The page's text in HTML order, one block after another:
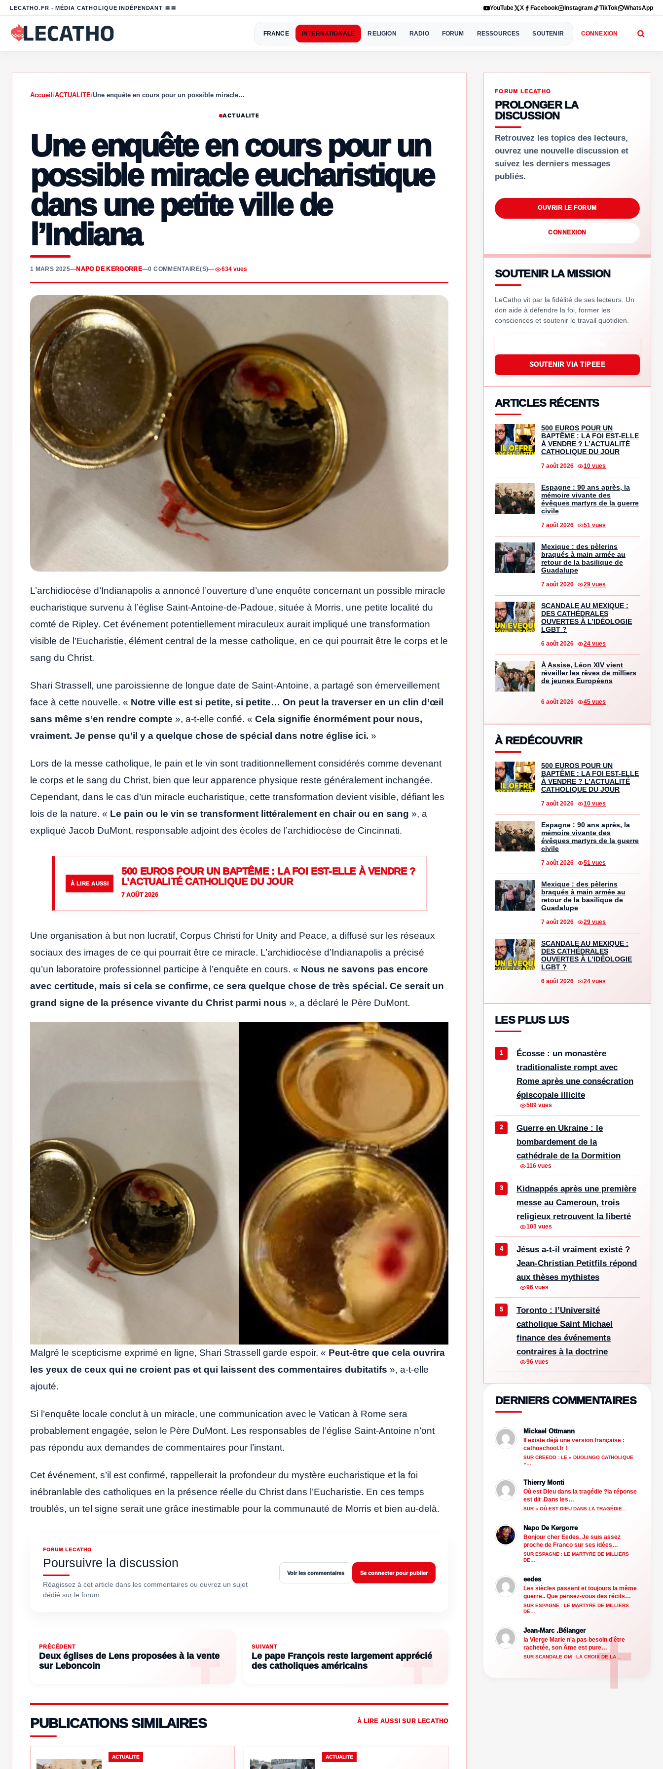
LECATHO.FR - MÉDIA CATHOLIQUE INDÉPENDANT 〓〓 YouTube X Facebook Instagram TikTok WhatsApp
FRANCE INTERNATIONALE RELIGION RADIO FORUM RESSOURCES SOUTENIR CONNEXION
Accueil /ACTUALITE/Une enquête en cours pour un possible miracle…
ACTUALITE
Une enquête en cours pour un
possible miracle eucharistique
dans une petite ville de
l’Indiana
1 MARS 2025—NAPO DE KERGORRE—0 COMMENTAIRE(S)— 634 vues
L’archidiocèse d’Indianapolis a annoncé l’ouverture d’une enquête concernant un possible miracle
eucharistique survenu à l’église Saint-Antoine-de-Padoue, située à Morris, une petite localité du
comté de Ripley. Cet événement potentiellement miraculeux aurait impliqué une transformation
visible de l’Eucharistie, élément central de la messe catholique, en ce qui pourrait être le corps et le
sang du Christ.
Shari Strassell, une paroissienne de longue date de Saint-Antoine, a partagé son émerveillement
face à cette nouvelle. « Notre ville est si petite, si petite… On peut la traverser en un clin d’œil
sans même s’en rendre compte », a-t-elle confié. « Cela signifie énormément pour nous,
vraiment. Je pense qu’il y a quelque chose de spécial dans notre église ici. »
Lors de la messe catholique, le pain et le vin sont traditionnellement considérés comme devenant
le corps et le sang du Christ, bien que leur apparence physique reste généralement inchangée.
Cependant, dans le cas d’un miracle eucharistique, cette transformation devient visible, défiant les
lois de la nature. « Le pain ou le vin se transforment littéralement en chair ou en sang », a
expliqué Jacob DuMont, responsable adjoint des écoles de l’archidiocèse de Cincinnati.
À LIRE AUSSI
500 EUROS POUR UN BAPTÊME : LA FOI EST-ELLE À VENDRE ?
L’ACTUALITÉ CATHOLIQUE DU JOUR
7 AOÛT 2026
Une organisation à but non lucratif, Corpus Christi for Unity and Peace, a diffusé sur les réseaux
sociaux des images de ce qui pourrait être ce miracle. L’archidiocèse d’Indianapolis a précisé
qu’un laboratoire professionnel participe à l’enquête en cours. « Nous ne savons pas encore
avec certitude, mais si cela se confirme, ce sera quelque chose de très spécial. Ce serait un
grand signe de la présence vivante du Christ parmi nous », a déclaré le Père DuMont.
Malgré le scepticisme exprimé en ligne, Shari Strassell garde espoir. « Peut-être que cela ouvrira
les yeux de ceux qui ne croient pas et qui laissent des commentaires dubitatifs », a-t-elle
ajouté.
Si l’enquête locale conclut à un miracle, une communication avec le Vatican à Rome sera
probablement engagée, selon le Père DuMont. Les responsables de l’église Saint-Antoine n’ont
pas répondu aux demandes de commentaires pour l’instant.
Cet événement, s’il est confirmé, rappellerait la profondeur du mystère eucharistique et la foi
inébranlable des catholiques en la présence réelle du Christ dans l’Eucharistie. En ces temps
troublés, un tel signe serait une grâce inestimable pour la communauté de Morris et bien au-delà.
FORUM LECATHO
Poursuivre la discussion
Réagissez à cet article dans les commentaires ou ouvrez un sujet
dédié sur le forum.
Voir les commentaires Se connecter pour publier
PRÉCÉDENT
Deux églises de Lens proposées à la vente
sur Leboncoin
SUIVANT
Le pape François reste largement apprécié
des catholiques américains
PUBLICATIONS SIMILAIRES À LIRE AUSSI SUR LECATHO
ACTUALITE ACTUALITE
FORUM LECATHO
PROLONGER LA
DISCUSSION
Retrouvez les topics des lecteurs,
ouvrez une nouvelle discussion et
suivez les derniers messages
publiés.
OUVRIR LE FORUM
CONNEXION
SOUTENIR LA MISSION
LeCatho vit par la fidélité de ses lecteurs. Un
don aide à défendre la foi, former les
consciences et soutenir le travail quotidien.
SOUTENIR VIA TIPEEE
ARTICLES RÉCENTS
500 EUROS POUR UN
BAPTÊME : LA FOI EST-ELLE
À VENDRE ? L’ACTUALITÉ
CATHOLIQUE DU JOUR
7 août 2026 10 vues
Espagne : 90 ans après, la
mémoire vivante des
évêques martyrs de la guerre
civile
7 août 2026 51 vues
Mexique : des pèlerins
braqués à main armée au
retour de la basilique de
Guadalupe
7 août 2026 29 vues
SCANDALE AU MEXIQUE :
DES CATHÉDRALES
OUVERTES À L’IDÉOLOGIE
LGBT ?
6 août 2026 24 vues
À Assise, Léon XIV vient
réveiller les rêves de milliers
de jeunes Européens
6 août 2026 45 vues
À REDÉCOUVRIR
500 EUROS POUR UN
BAPTÊME : LA FOI EST-ELLE
À VENDRE ? L’ACTUALITÉ
CATHOLIQUE DU JOUR
7 août 2026 10 vues
Espagne : 90 ans après, la
mémoire vivante des
évêques martyrs de la guerre
civile
7 août 2026 51 vues
Mexique : des pèlerins
braqués à main armée au
retour de la basilique de
Guadalupe
7 août 2026 29 vues
SCANDALE AU MEXIQUE :
DES CATHÉDRALES
OUVERTES À L’IDÉOLOGIE
LGBT ?
6 août 2026 24 vues
LES PLUS LUS
Écosse : un monastère
traditionaliste rompt avec
Rome après une consécration
épiscopale illicite
589 vues
Guerre en Ukraine : le
bombardement de la
cathédrale de la Dormition
116 vues
Kidnappés après une première
messe au Cameroun, trois
religieux retrouvent la liberté
103 vues
Jésus a-t-il vraiment existé ?
Jean-Christian Petitfils répond
aux thèses mythistes
96 vues
Toronto : l’Université
catholique Saint Michael
finance des événements
contraires à la doctrine
96 vues
DERNIERS COMMENTAIRES
Mickael Ottmann
Il existe déjà une version française :
cathoschool.fr !
SUR CREEDO : LE « DUOLINGO CATHOLIQUE
»…
Thierry Monti
Où est Dieu dans la tragédie ?la réponse
est dit .Dans les…
SUR « OÙ EST DIEU DANS LA TRAGÉDIE…
Napo De Kergorre
Bonjour cher Eedes, Je suis assez
proche de Franco sur ses idées…
SUR ESPAGNE : LE MARTYRE DE MILLIERS
DE…
eedes
Les siècles passent et toujours la même
guerre.. Que pensez-vous des récits…
SUR ESPAGNE : LE MARTYRE DE MILLIERS
DE…
Jean-Marc .Bélanger
la Vierge Marie n'a pas besoin d'être
rachetée, son Âme est pure…
SUR SCANDALE OM : LA CROIX DE LA…